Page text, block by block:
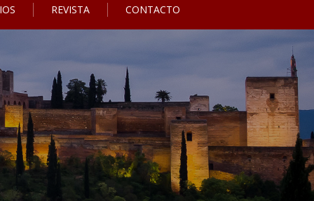
REVISTA CONTACTO